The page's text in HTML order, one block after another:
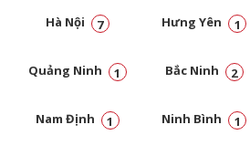
Hà Nội 7 Hưng Yên 1
Quảng Ninh 1 Bắc Ninh 2
Nam Định 1 Ninh Bình 1